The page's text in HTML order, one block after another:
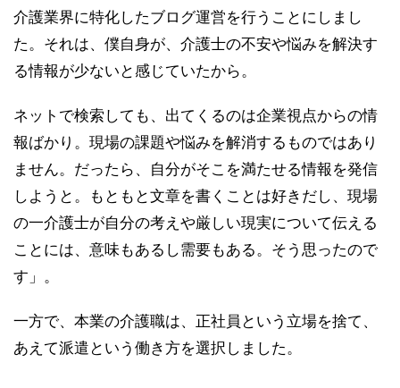
介護業界に特化したブログ運営を行うことにしまし
た。それは、僕自身が、介護士の不安や悩みを解決す
る情報が少ないと感じていたから。
ネットで検索しても、出てくるのは企業視点からの情
報ばかり。現場の課題や悩みを解消するものではあり
ません。だったら、自分がそこを満たせる情報を発信
しようと。もともと文章を書くことは好きだし、現場
の一介護士が自分の考えや厳しい現実について伝える
ことには、意味もあるし需要もある。そう思ったので
す」。
一方で、本業の介護職は、正社員という立場を捨て、
あえて派遣という働き方を選択しました。